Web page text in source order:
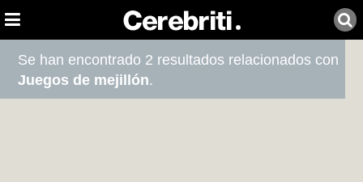
Se han encontrado 2 resultados relacionados con
Juegos de mejillón.